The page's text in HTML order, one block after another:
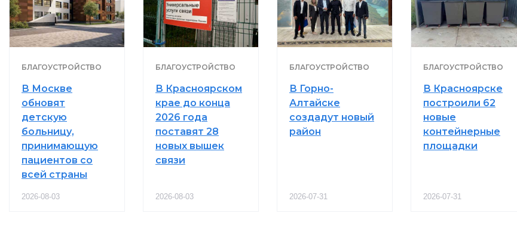
БЛАГОУСТРОЙСТВО
В Москве
обновят
детскую
больницу,
принимающую
пациентов со
всей страны
2026-08-03
БЛАГОУСТРОЙСТВО
В Красноярском
крае до конца
2026 года
поставят 28
новых вышек
связи
2026-08-03
БЛАГОУСТРОЙСТВО
В Горно-
Алтайске
создадут новый
район
2026-07-31
БЛАГОУСТРОЙСТВО
В Красноярске
построили 62
новые
контейнерные
площадки
2026-07-31